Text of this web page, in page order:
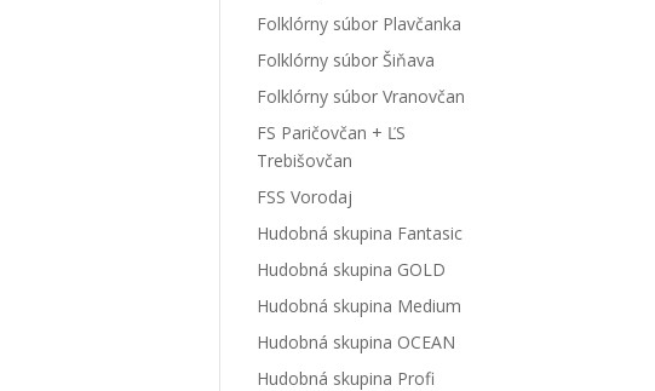
Folklórny súbor Plavčanka
Folklórny súbor Šiňava
Folklórny súbor Vranovčan
FS Paričovčan + ĽS
Trebišovčan
FSS Vorodaj
Hudobná skupina Fantasic
Hudobná skupina GOLD
Hudobná skupina Medium
Hudobná skupina OCEAN
Hudobná skupina Profi